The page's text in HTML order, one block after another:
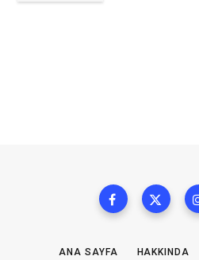
ANA SAYFA HAKKINDA